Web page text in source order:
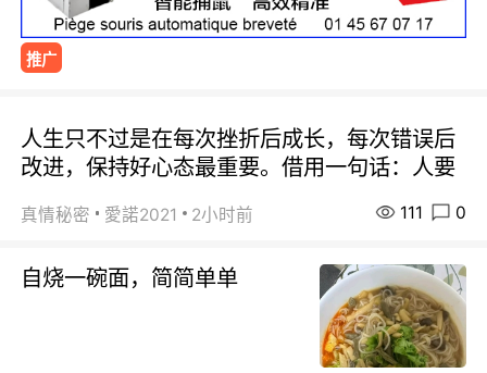
推广
人生只不过是在每次挫折后成长，每次错误后
改进，保持好心态最重要。借用一句话：人要
真情秘密 愛諾2021 2小时前 111 0
自烧一碗面，简简单单